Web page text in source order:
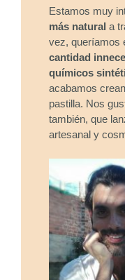
Estamos muy
más natural a
vez, queríamos
cantidad
químicos
acabamos
pastilla. Nos
también, que
artesanal y